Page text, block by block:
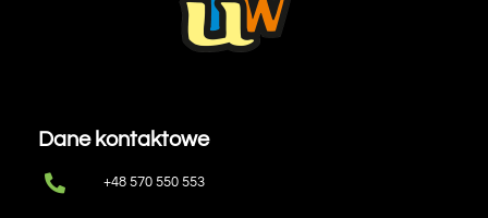
Dane kontaktowe
+48 570 550 553